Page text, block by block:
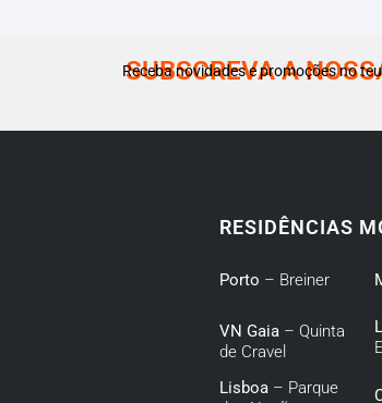
SUBSCREVA A
Receba novidades e promoções no
RESIDÊNCIAS
Porto – Breiner
VN Gaia – Quinta
de Cravel
Lisboa – Parque